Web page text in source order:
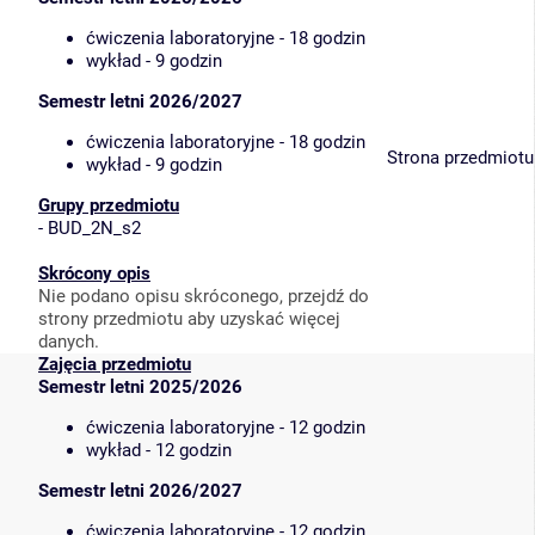
ćwiczenia laboratoryjne - 18 godzin
wykład - 9 godzin
Semestr letni 2026/2027
ćwiczenia laboratoryjne - 18 godzin
wykład - 9 godzin
Grupy przedmiotu
- BUD_2N_s2
Skrócony opis
Nie podano opisu skróconego, przejdź do
strony przedmiotu aby uzyskać więcej
danych.
Strona przedmiotu
Zajęcia przedmiotu
Semestr letni 2025/2026
ćwiczenia laboratoryjne - 12 godzin
wykład - 12 godzin
Semestr letni 2026/2027